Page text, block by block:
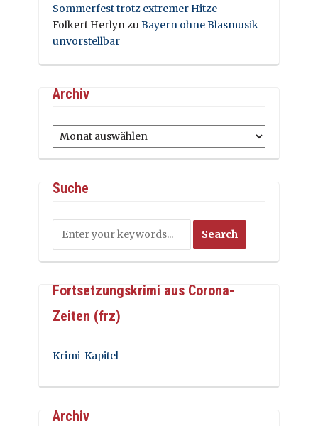
Sommerfest trotz extremer Hitze
Folkert HerlynzuBayern ohne Blasmusik
unvorstellbar
Archiv
Archiv
Suche
Fortsetzungskrimi aus Corona-
Zeiten (frz)
Krimi-Kapitel
Archiv